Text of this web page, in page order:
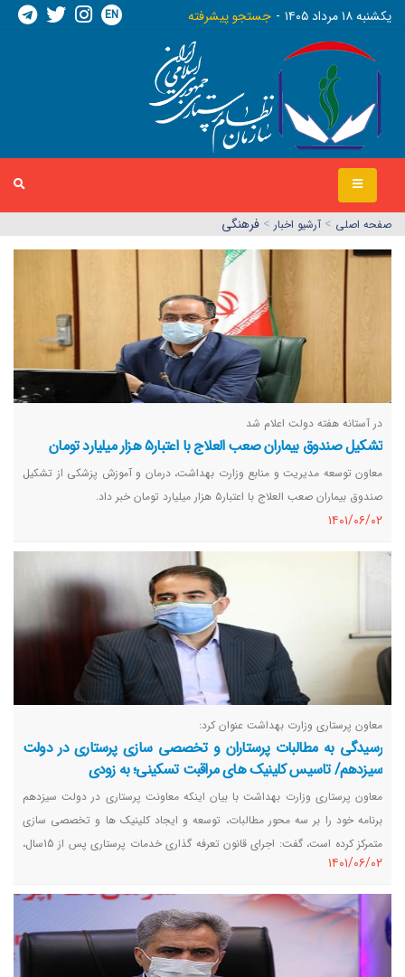
يکشنبه ١٨ مرداد ١٤٠٥ جستجو پیشرفته EN
صفحه اصلي > آرشیو اخبار > فرهنگی
در آستانه هفته دولت اعلام شد
تشکیل صندوق بیماران صعب العلاج با اعتبار۵ هزار میلیارد تومان
معاون توسعه مدیریت و منابع وزارت بهداشت، درمان و آموزش پزشکی از تشکیل
صندوق بیماران صعب العلاج با اعتبار۵ هزار میلیارد تومان خبر داد.
١٤٠١/٠٦/٠٢
معاون پرستاری وزارت بهداشت عنوان کرد:
رسیدگی به مطالبات پرستاران و تخصصی سازی پرستاری در دولت
سیزدهم/ تاسیس کلینیک های مراقبت تسکینی؛ به زودی
معاون پرستاری وزارت بهداشت با بیان اینکه معاونت پرستاری در دولت سیزدهم
برنامه خود را بر سه محور مطالبات، توسعه و ایجاد کلینیک ها و تخصصی سازی
متمرکز کرده است، گفت: اجرای قانون تعرفه ‌گذاری خدمات پرستاری پس از 15سال،
ایجاد کلینیک ‌های پرستاری و پیگیری بیمار و افزایش انجمن‌ های تخصصی
پرستاری از 2 به 6 انجمن در این محور صورت گرفته است.
١٤٠١/٠٦/٠٢